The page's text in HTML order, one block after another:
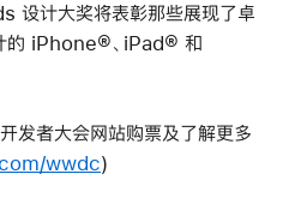
计大奖将表彰那些展现了卓
的 iPhone®、iPad® 和
者大会网站购票及了解更多
wwdc)